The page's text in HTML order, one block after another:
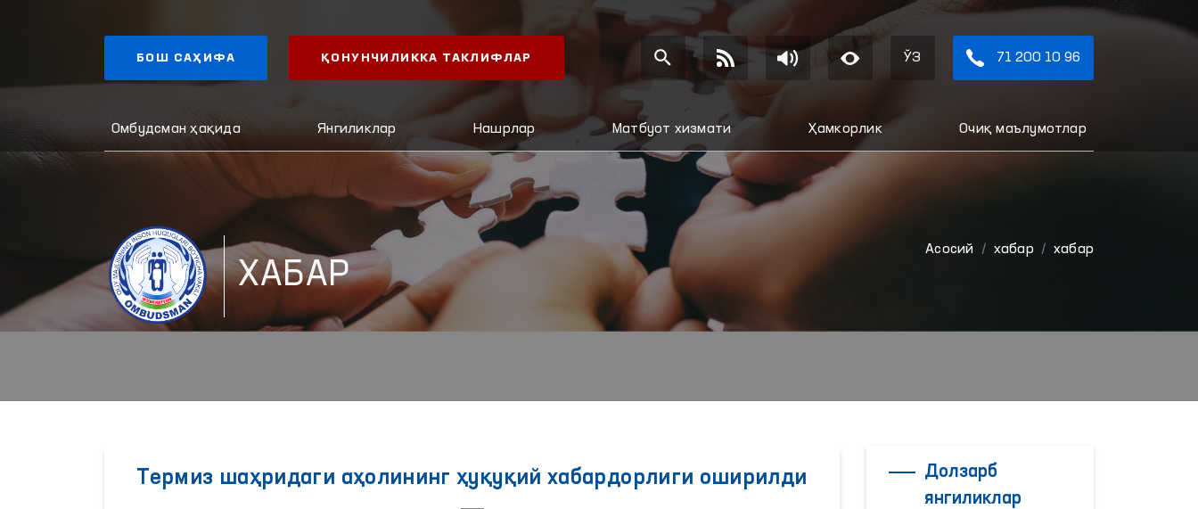
БОШ САҲИФА ҚОНУНЧИЛИККА ТАКЛИФЛАР ЎЗ 71 200 10 96
Омбудсман ҳақида Янгиликлар Нашрлар Матбуот хизмати Ҳамкорлик Очиқ маълумотлар
ХАБАР
Aсосий хабар хабар
Термиз шаҳридаги аҳолининг ҳуқуқий хабардорлиги оширилди
Долзарб
янгиликлар